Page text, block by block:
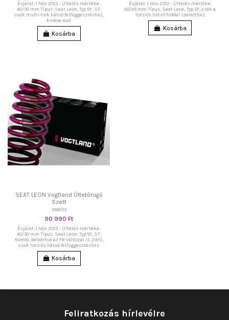
Évjárat: 1 Nov 2012 - Ültetés mértéke:
40/30 mm Típus: Seat Leon, Typ 5F, ST,
csak multi-link hátsó felfüggesztéshez,
kivéve 4wd
Kosárba
Évjárat: 1 Nov 2012 - Ültetés mértéke:
45/45 mm Típus: Seat Leon, Typ 5F, csak a
torziós hátsó híddal szerelthez
Kosárba
SEAT LEON Vogtland Ültetőrugó
Szett
956153
90 990 Ft
Évjárat: 1 Nov 2012 - Ültetés mértéke:
40/30 mm Típus: Seat Leon, Typ 5F, ST,
Kombi, beleértve az FR változat is, 2WD,
csak torziós hátsó felfüggesztéshez
Kosárba
Feliratkozás hírlevélre